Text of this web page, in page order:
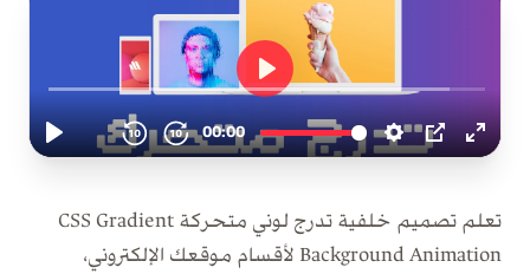
تعلم تصميم خلفية تدرج لوني متحركة CSS Gradient
Background Animation لأقسام موقعك الإلكتروني،